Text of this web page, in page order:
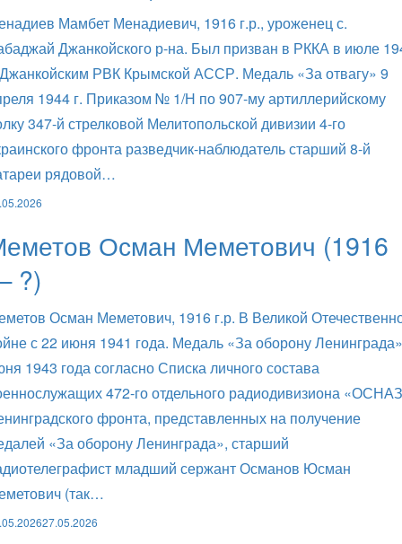
Мамбет Менадиевич, 1916 г.р., уроженец с.
Джанкойского р-на. Был призван в РККА в июле
РВК Крымской АССР. Медаль «За отвагу» 9
1944 г. Приказом № 1/Н по 907-му артиллерийскому
347-й стрелковой Мелитопольской дивизии 4-го
фронта разведчик-наблюдатель старший 8-й
рядовой…
Осман Меметович (1916
?)
Осман Меметович, 1916 г.р. В Великой
с 22 июня 1941 года. Медаль «За оборону
1943 года согласно Списка личного состава
472-го отдельного радиодивизиона
фронта, представленных на получение
«За оборону Ленинграда», старший
младший сержант Османов Юсман
(так…
27.05.2026